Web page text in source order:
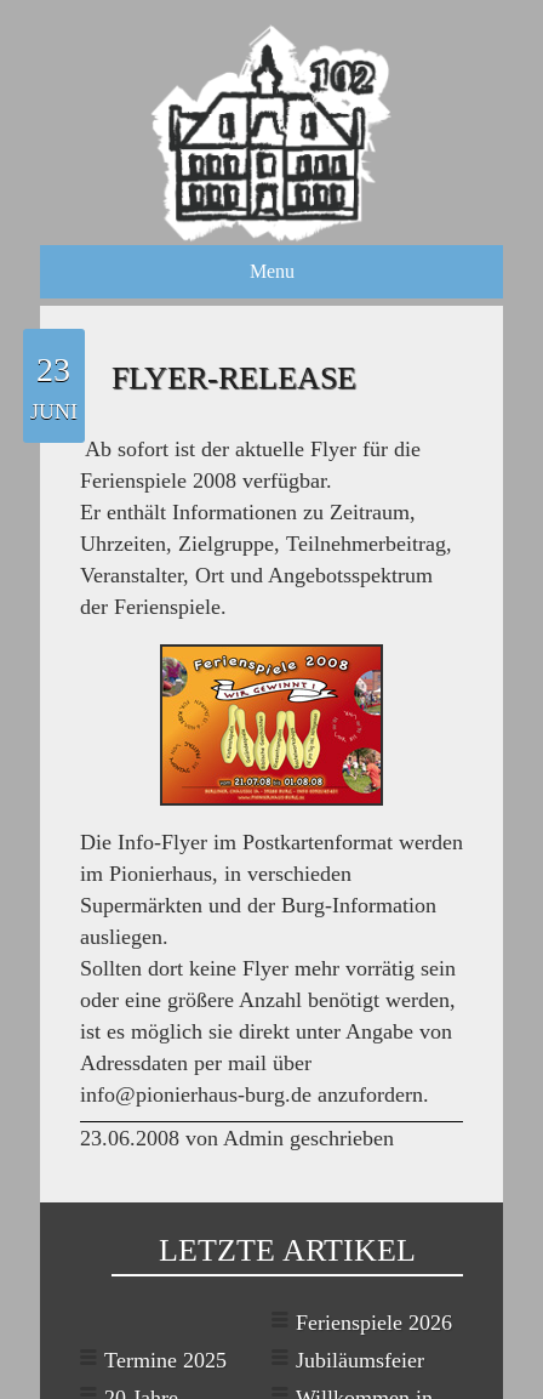
Menu
23
JUNI
FLYER-RELEASE
Ab sofort ist der aktuelle Flyer für die
Ferienspiele 2008 verfügbar.
Er enthält Informationen zu Zeitraum,
Uhrzeiten, Zielgruppe, Teilnehmerbeitrag,
Veranstalter, Ort und Angebotsspektrum
der Ferienspiele.
Die Info-Flyer im Postkartenformat werden
im Pionierhaus, in verschieden
Supermärkten und der Burg-Information
ausliegen.
Sollten dort keine Flyer mehr vorrätig sein
oder eine größere Anzahl benötigt werden,
ist es möglich sie direkt unter Angabe von
Adressdaten per mail über
info@pionierhaus-burg.de anzufordern.
23.06.2008 von Admin geschrieben
LETZTE ARTIKEL
Ferienspiele 2026
Termine 2025
Jubiläumsfeier